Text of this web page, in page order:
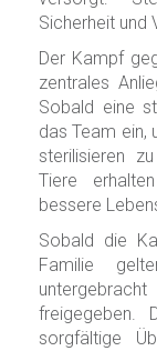
Sicherheit und
Der Kampf
zentrales
Sobald eine
das Team ein,
sterilisieren
Tiere
bessere
Sobald die
Familie
freigegeben.
sorgfältige